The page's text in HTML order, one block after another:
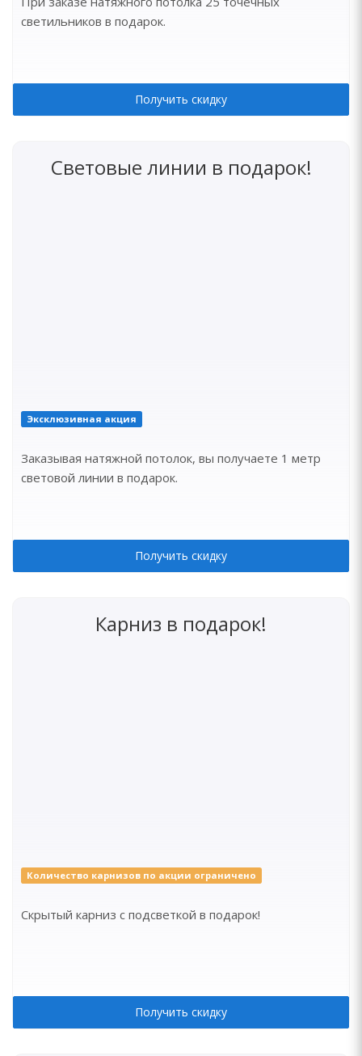
светильников в подарок.
Получить скидку
Световые линии в подарок!
Эксклюзивная акция
Заказывая натяжной потолок, вы получаете 1 метр
световой линии в подарок.
Получить скидку
Карниз в подарок!
Количество карнизов по акции ограничено
Скрытый карниз с подсветкой в подарок!
Получить скидку